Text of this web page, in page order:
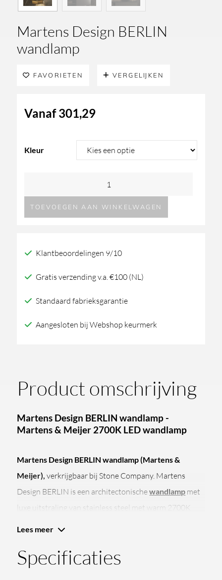
Martens Design BERLIN
wandlamp
FAVORIETEN VERGELIJKEN
Vanaf301,29
Kleur
Design
BERLIN
TOEVOEGEN AAN WINKELWAGEN
Klantbeoordelingen 9/10
Gratis verzending v.a. €100 (NL)
Standaard fabrieksgarantie
Aangesloten bij Webshop keurmerk
Product omschrijving
Martens Design BERLIN wandlamp -
Martens & Meijer 2700K LED wandlamp
Martens Design BERLIN wandlamp (Martens &
Meijer),verkrijgbaar bij Stone Company. Martens
Design BERLIN is een architectonischewandlamp met
luxe uitstraling van stainless steel met warm 2700K
high-end interieurs.
Lees meer
Specificaties